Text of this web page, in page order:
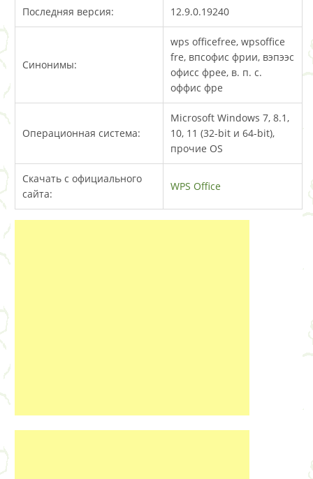
Последняя версия: 12.9.0.19240
Синонимы:
wps officefree, wpsoffice
fre, впсофис фрии, вэпээс
офисс фрее, в. п. с.
оффис фре
Операционная система:
Microsoft Windows 7, 8.1,
10, 11 (32-bit и 64-bit),
прочие OS
Скачать с официального
сайта:
WPS Office